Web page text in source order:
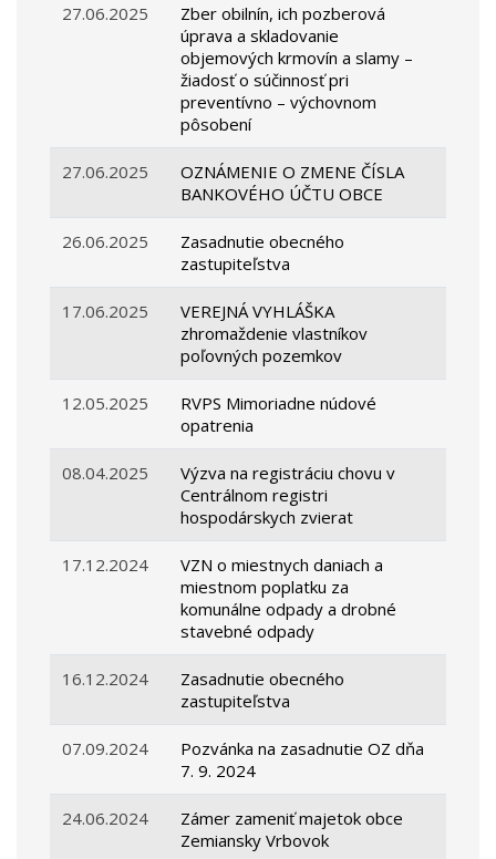
27.06.2025
Zber obilnín, ich pozberová
úprava a skladovanie
objemových krmovín a slamy –
žiadosť o súčinnosť pri
preventívno – výchovnom
pôsobení
27.06.2025
OZNÁMENIE O ZMENE ČÍSLA
BANKOVÉHO ÚČTU OBCE
26.06.2025
Zasadnutie obecného
zastupiteľstva
17.06.2025
VEREJNÁ VYHLÁŠKA
zhromaždenie vlastníkov
poľovných pozemkov
12.05.2025
RVPS Mimoriadne núdové
opatrenia
08.04.2025
Výzva na registráciu chovu v
Centrálnom registri
hospodárskych zvierat
17.12.2024
VZN o miestnych daniach a
miestnom poplatku za
komunálne odpady a drobné
stavebné odpady
16.12.2024
Zasadnutie obecného
zastupiteľstva
07.09.2024
Pozvánka na zasadnutie OZ dňa
7. 9. 2024
24.06.2024
Zámer zameniť majetok obce
Zemiansky Vrbovok